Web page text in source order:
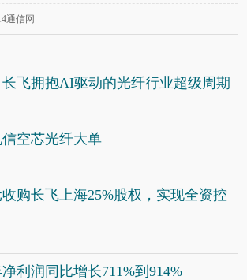
通信网
飞拥抱AI驱动的光纤行业超级周期
空芯光纤大单
购长飞上海25%股权，实现全资控
利润同比增长711%到914%